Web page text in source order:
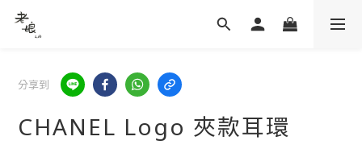
分享到
CHANEL Logo 夾款耳環